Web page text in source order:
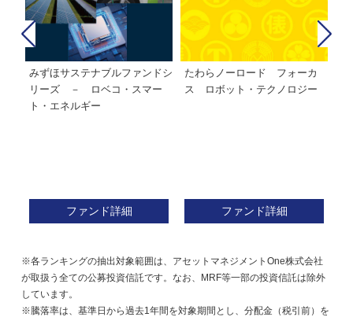
たわらノーロード 日経２２５
ファンド詳細
インデックスオープン・日経２
２５
ファンド詳細
※各ランキングの抽出対象範囲は、アセットマネジメントOne株式会社
が取扱う全ての公募投資信託です。なお、MRF等一部の投資信託は除外
しています。
※騰落率は、基準日から過去1年間を対象期間とし、分配金（税引前）を